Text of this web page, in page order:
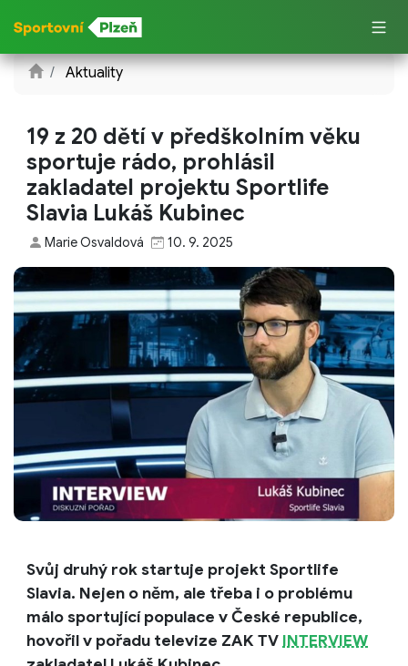
Aktuality
19 z 20 dětí v předškolním věku
sportuje rádo, prohlásil
zakladatel projektu Sportlife
Slavia Lukáš Kubinec
Marie Osvaldová 10. 9. 2025
Svůj druhý rok startuje projekt Sportlife
Slavia. Nejen o něm, ale třeba i o problému
málo sportující populace v České republice,
hovořil v pořadu televize ZAK TV INTERVIEW